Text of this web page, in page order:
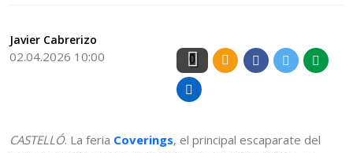
Javier Cabrerizo
02.04.2026 10:00 0
CASTELLÓ. La feria Coverings, el principal escaparate del